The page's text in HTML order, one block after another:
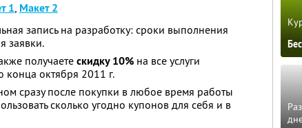
1, Макет 2
запись на разработку: сроки выполнения
заявки.
получаете скидку 10% на все услуги
конца октября 2011 г.
сразу после покупки в любое время работы
сколько угодно купонов для себя и в